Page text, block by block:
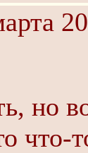
но
что-